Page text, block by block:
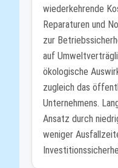
wiederkehrende
Reparaturen und
zur
auf
ökologische
zugleich das
Unternehmens.
Ansatz durch
weniger